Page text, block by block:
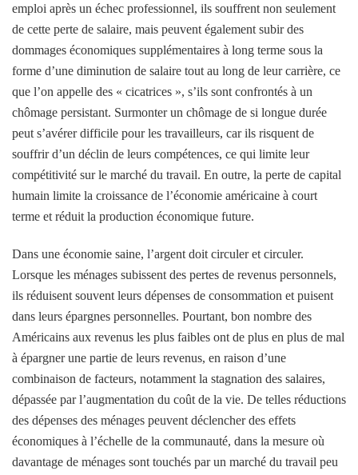
emploi après un échec professionnel, ils souffrent non seulement
de cette perte de salaire, mais peuvent également subir des
dommages économiques supplémentaires à long terme sous la
forme d’une diminution de salaire tout au long de leur carrière, ce
que l’on appelle des « cicatrices », s’ils sont confrontés à un
chômage persistant. Surmonter un chômage de si longue durée
peut s’avérer difficile pour les travailleurs, car ils risquent de
souffrir d’un déclin de leurs compétences, ce qui limite leur
compétitivité sur le marché du travail. En outre, la perte de capital
humain limite la croissance de l’économie américaine à court
terme et réduit la production économique future.
Dans une économie saine, l’argent doit circuler et circuler.
Lorsque les ménages subissent des pertes de revenus personnels,
ils réduisent souvent leurs dépenses de consommation et puisent
dans leurs épargnes personnelles. Pourtant, bon nombre des
Américains aux revenus les plus faibles ont de plus en plus de mal
à épargner une partie de leurs revenus, en raison d’une
combinaison de facteurs, notamment la stagnation des salaires,
dépassée par l’augmentation du coût de la vie. De telles réductions
des dépenses des ménages peuvent déclencher des effets
économiques à l’échelle de la communauté, dans la mesure où
davantage de ménages sont touchés par un marché du travail peu